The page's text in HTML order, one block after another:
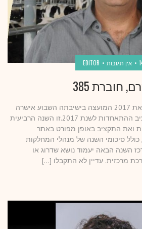
אין תגובות EDITOR
חוברת 385
מועצת ההתאחדות – לקראת 2017 המועצה בישיבתה השבוע אישרה
פה אחד את התכנית ותקציב ההתאחדות לשנת 2017.זו השנה הרביעית
ואת התקציב באופן מפורט באתר
סיכומי השנה של מנהלי המחלקות
השנה הבאה יעמוד נושא שדרוג או
מרכזית. עדיין לא התקבלו […]